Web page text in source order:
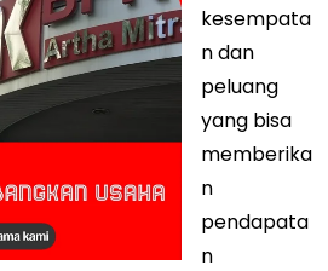
kesempata
n dan
peluang
yang bisa
memberika
n
pendapata
n